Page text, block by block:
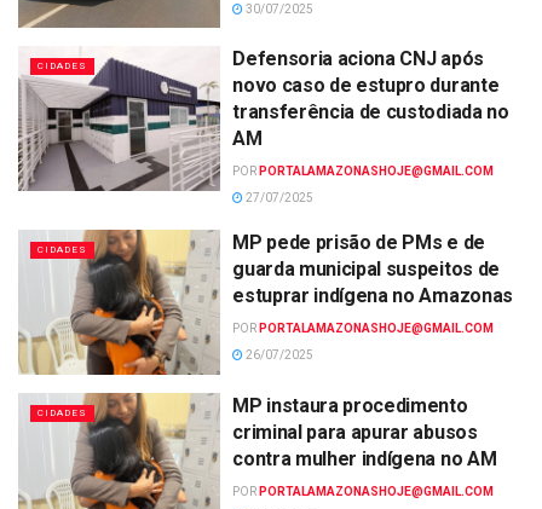
30/07/2025
CIDADES
Defensoria aciona CNJ após
novo caso de estupro durante
transferência de custodiada no
AM
POR PORTALAMAZONASHOJE@GMAIL.COM
27/07/2025
CIDADES
MP pede prisão de PMs e de
guarda municipal suspeitos de
estuprar indígena no Amazonas
POR PORTALAMAZONASHOJE@GMAIL.COM
26/07/2025
CIDADES
MP instaura procedimento
criminal para apurar abusos
contra mulher indígena no AM
POR PORTALAMAZONASHOJE@GMAIL.COM